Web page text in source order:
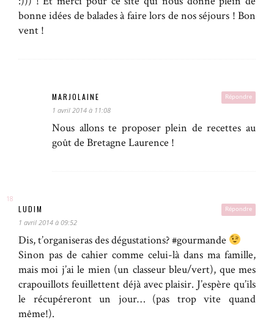
bonne idées de balades à faire lors de nos séjours ! Bon
vent !
Répondre
MARJOLAINE
1 avril 2014 à 11:08
Nous allons te proposer plein de recettes au
goût de Bretagne Laurence !
Répondre
LUDIM
1 avril 2014 à 09:52
Dis, t’organiseras des dégustations? #gourmande
Sinon pas de cahier comme celui-là dans ma famille,
mais moi j’ai le mien (un classeur bleu/vert), que mes
crapouillots feuillettent déjà avec plaisir. J’espère qu’ils
le récupéreront un jour… (pas trop vite quand
même!).